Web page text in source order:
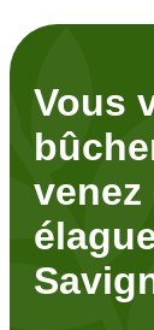
Vous
venez